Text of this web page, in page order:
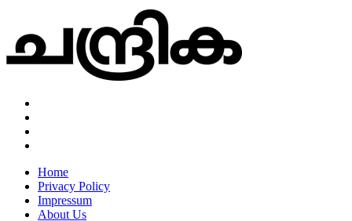
Impressum
About Us
News
business